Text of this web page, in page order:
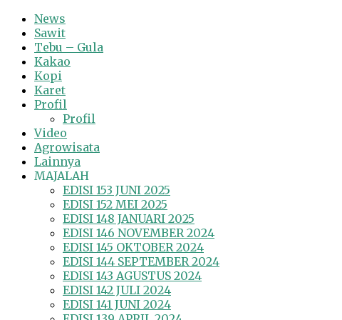
News
Sawit
Tebu – Gula
Kakao
Kopi
Karet
Profil
Profil
Video
Agrowisata
Lainnya
MAJALAH
EDISI 153 JUNI 2025
EDISI 152 MEI 2025
EDISI 148 JANUARI 2025
EDISI 146 NOVEMBER 2024
EDISI 145 OKTOBER 2024
EDISI 144 SEPTEMBER 2024
EDISI 143 AGUSTUS 2024
EDISI 142 JULI 2024
EDISI 141 JUNI 2024